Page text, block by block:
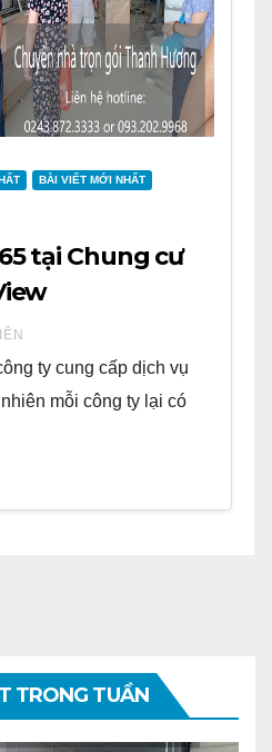
BÀI VIẾT MỚI NHẤT
tại Chung cư
ty cung cấp dịch vụ
mỗi công ty lại có
TRONG TUẦN